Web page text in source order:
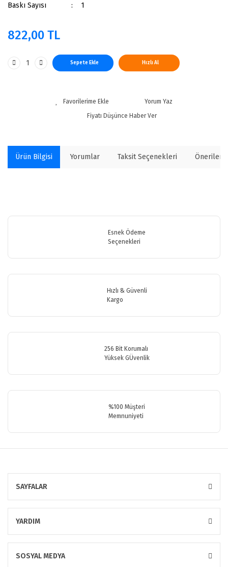
Baskı Sayısı
1
822,00 TL
Sepete Ekle Hızlı Al
Yorum Yaz
Fiyatı Düşünce Haber Ver
Ürün Bilgisi Yorumlar Taksit Seçenekleri
Bu ürüne ilk yorumu siz yapın!
Görüş ve önerileriniz için teşekkür ederiz.
Ürün resmi kalitesiz, bozuk veya görüntülenemiyor.
Ürün fiyatı diğer sitelerden daha pahalı.
Esnek Ödeme
Seçenekleri
Hızlı & Güvenli
Kargo
256 Bit Korumalı
Yüksek GÜvenlik
%100 Müşteri
Memnuniyeti
SAYFALAR
YARDIM
SOSYAL MEDYA